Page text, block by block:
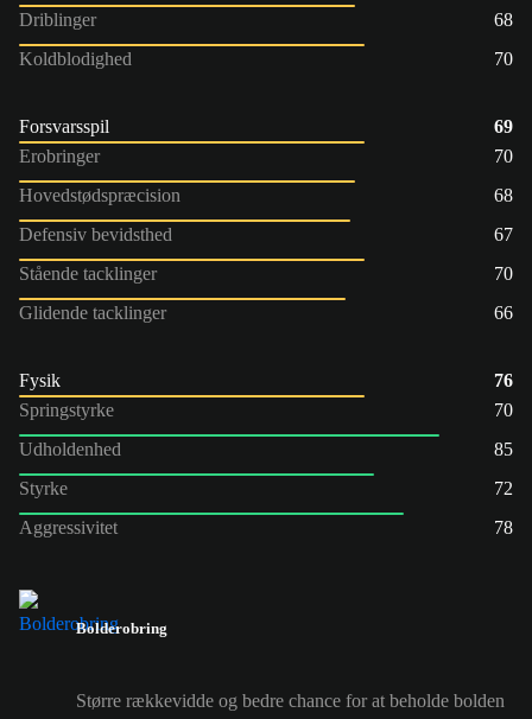
Driblinger
68
Koldblodighed
70
Forsvarsspil
69
Erobringer
70
Hovedstødspræcision
68
Defensiv bevidsthed
67
Stående tacklinger
70
Glidende tacklinger
66
Fysik
76
Springstyrke
70
Udholdenhed
85
Styrke
72
Aggressivitet
78
Bolderobring
Større rækkevidde og bedre chance for at beholde bolden